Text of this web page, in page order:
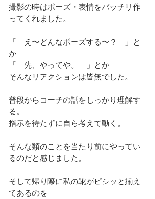
撮影の時はポーズ・表情をバッチリ作
ってくれました。
「　え〜どんなポーズする〜？　」と
か
「　先、やってや。　」とか
そんなリアクションは皆無でした。
普段からコーチの話をしっかり理解す
る。
指示を待たずに自ら考えて動く。
そんな類のことを当たり前にやってい
るのだと感じました。
そして帰り際に私の靴がピシッと揃え
てあるのを